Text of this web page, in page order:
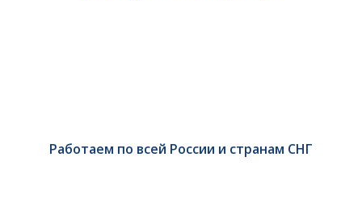
Работаем по всей России и странам СНГ